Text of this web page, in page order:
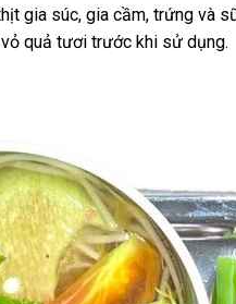
gia súc, gia cầm, trứng và
quả tươi trước khi sử dụng.